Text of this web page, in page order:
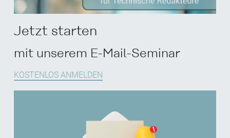
Jetzt starten
mit unserem E-Mail-Seminar
KOSTENLOS ANMELDEN